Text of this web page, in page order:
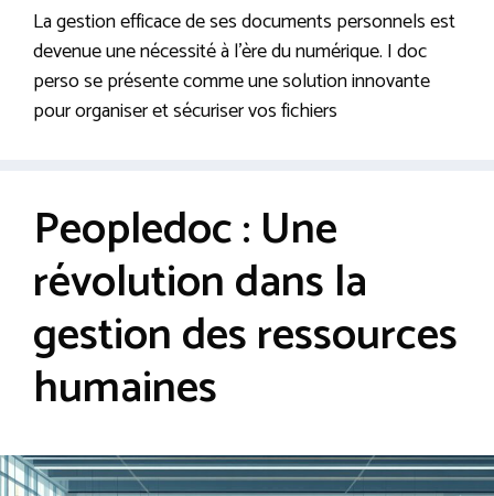
La gestion efficace de ses documents personnels est
devenue une nécessité à l’ère du numérique. I doc
perso se présente comme une solution innovante
pour organiser et sécuriser vos fichiers
Peopledoc : Une
révolution dans la
gestion des ressources
humaines